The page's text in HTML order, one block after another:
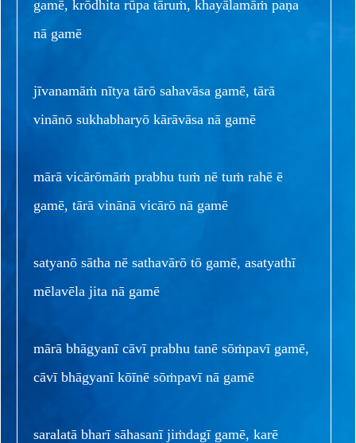
gamē, krōdhita rūpa tāruṁ, khayālamāṁ paṇa
nā gamē
jīvanamāṁ nītya tārō sahavāsa gamē, tārā
vinānō sukhabharyō kārāvāsa nā gamē
mārā vicārōmāṁ prabhu tuṁ nē tuṁ rahē ē
gamē, tārā vinānā vicārō nā gamē
satyanō sātha nē sathavārō tō gamē, asatyathī
mēlavēla jita nā gamē
mārā bhāgyanī cāvī prabhu tanē sōṁpavī gamē,
cāvī bhāgyanī kōīnē sōṁpavī nā gamē
saralatā bharī sāhasanī jiṁdagī gamē, karē